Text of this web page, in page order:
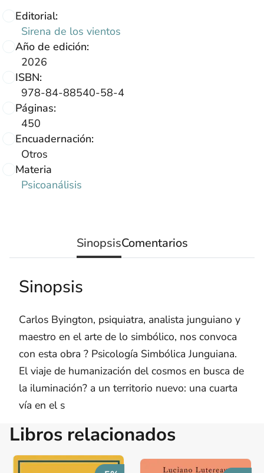
Editorial:
Sirena de los vientos
Año de edición:
2026
ISBN:
978-84-88540-58-4
Páginas:
450
Encuadernación:
Otros
Materia
Psicoanálisis
SinopsisComentarios
Sinopsis
Carlos Byington, psiquiatra, analista junguiano y
maestro en el arte de lo simbólico, nos convoca
con esta obra ? Psicología Simbólica Junguiana.
El viaje de humanización del cosmos en busca de
la iluminación? a un territorio nuevo: una cuarta
vía en el s
Libros relacionados